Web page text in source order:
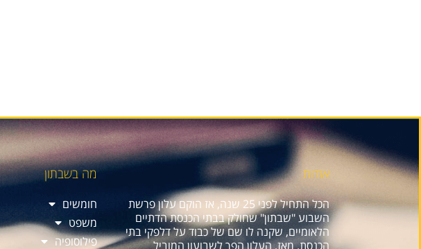
אודות
הכל התחיל לפני 25 שנה, אז הוקם עלון פרשת
השבוע "שבתון" שחולק בבתי הכנסת הדתיים
הלאומיים, שקנה לו שם של כבוד על דלפקי בתי
הכנסת. מאז, העלון הפך לשבועון המוביל
מה בשבתון
חומשים
משפט
פילוסופיה